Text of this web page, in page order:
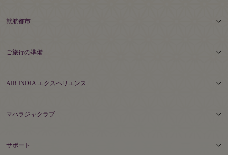
就航都市
ご旅行の準備
AIR INDIA エクスペリエンス
マハラジャクラブ
サポート